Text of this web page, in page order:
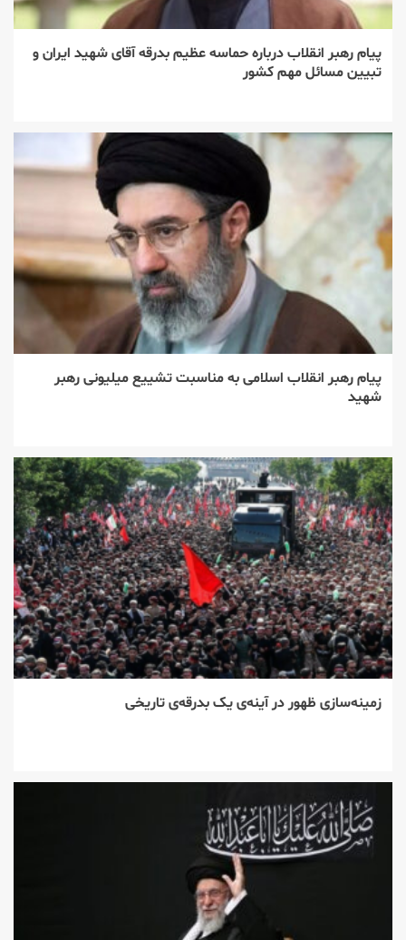
پیام رهبر انقلاب درباره حماسه عظیم بدرقه آقای شهید ایران و
تبیین مسائل مهم کشور
پیام رهبر انقلاب اسلامی به مناسبت تشییع میلیونی رهبر
شهید
زمینه‌سازی ظهور در آینه‌ی یک بدرقه‌ی تاریخی